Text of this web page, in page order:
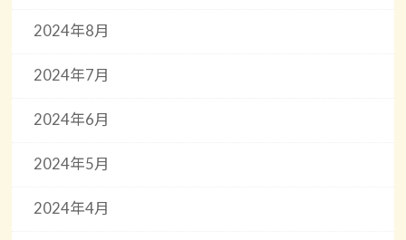
2024年8月
2024年7月
2024年6月
2024年5月
2024年4月